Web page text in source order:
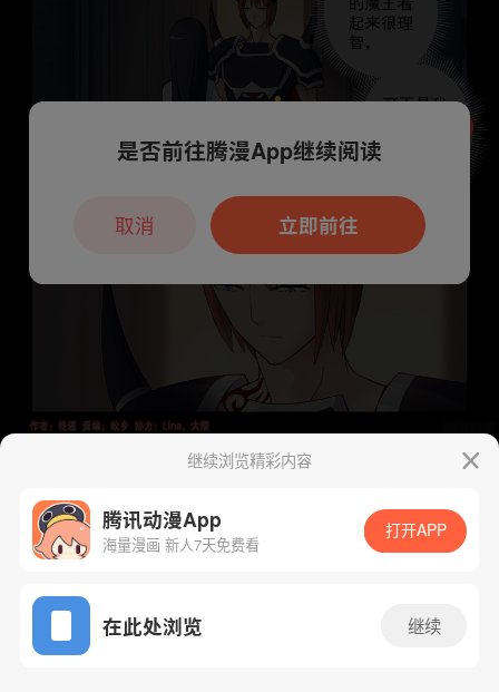
App免费看
下一话
继续浏览精彩内容
腾讯动漫App
海量漫画 新人7天免费看
打开APP
在此处浏览 继续
本章节仅支持App阅读，可打开App新用
户7天免费看
是否前往腾漫App继续阅读
立即前往
取消